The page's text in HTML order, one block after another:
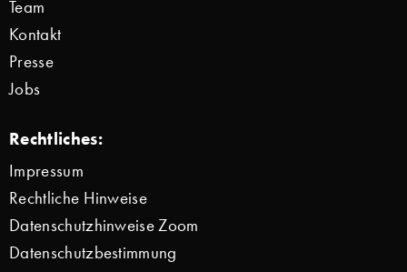
Team
Kontakt
Presse
Jobs
Rechtliches:
Impressum
Rechtliche Hinweise
Datenschutzhinweise Zoom
Datenschutzbestimmung